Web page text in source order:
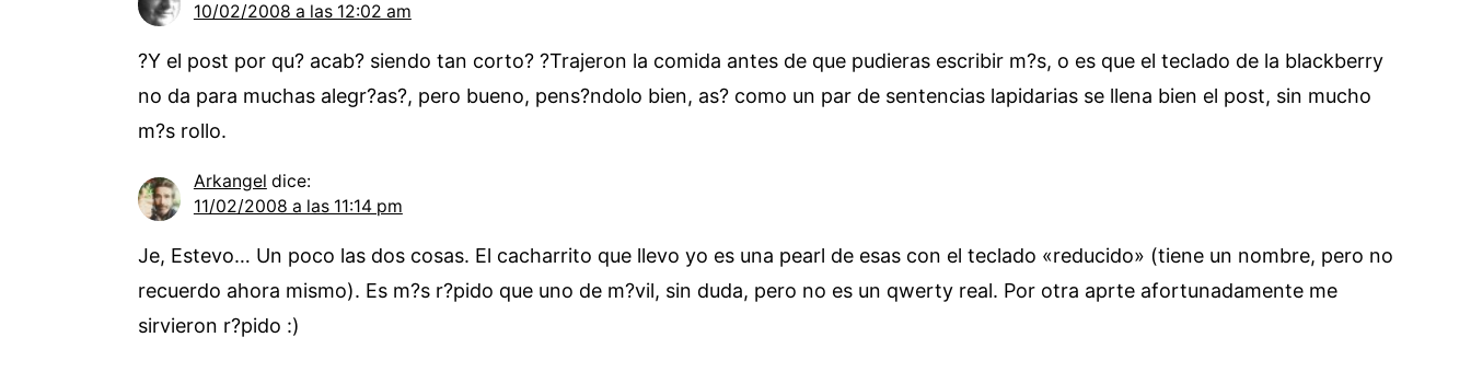
10/02/2008 a las 12:02 am
?Y el post por qu? acab? siendo tan corto? ?Trajeron la comida antes de que pudieras escribir m?s, o es que el teclado de la blackberry
no da para muchas alegr?as?, pero bueno, pens?ndolo bien, as? como un par de sentencias lapidarias se llena bien el post, sin mucho
m?s rollo.
Arkangel dice:
11/02/2008 a las 11:14 pm
Je, Estevo… Un poco las dos cosas. El cacharrito que llevo yo es una pearl de esas con el teclado «reducido» (tiene un nombre, pero no
recuerdo ahora mismo). Es m?s r?pido que uno de m?vil, sin duda, pero no es un qwerty real. Por otra aprte afortunadamente me
sirvieron r?pido :)